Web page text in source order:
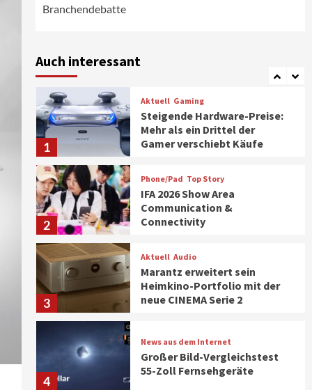
Branchendebatte
Auch interessant
7
Ventilatoren
1
Aktuell Gaming
Steigende Hardware-Preise:
Mehr als ein Drittel der
Gamer verschiebt Käufe
2
Phone/Pad Top Story
IFA 2026 Show Area
Communication &
Connectivity
3
Aktuell Audio
Marantz erweitert sein
Heimkino-Portfolio mit der
neue CINEMA Serie 2
4
News aus dem Internet
Großer Bild-Vergleichstest
55-Zoll Fernsehgeräte